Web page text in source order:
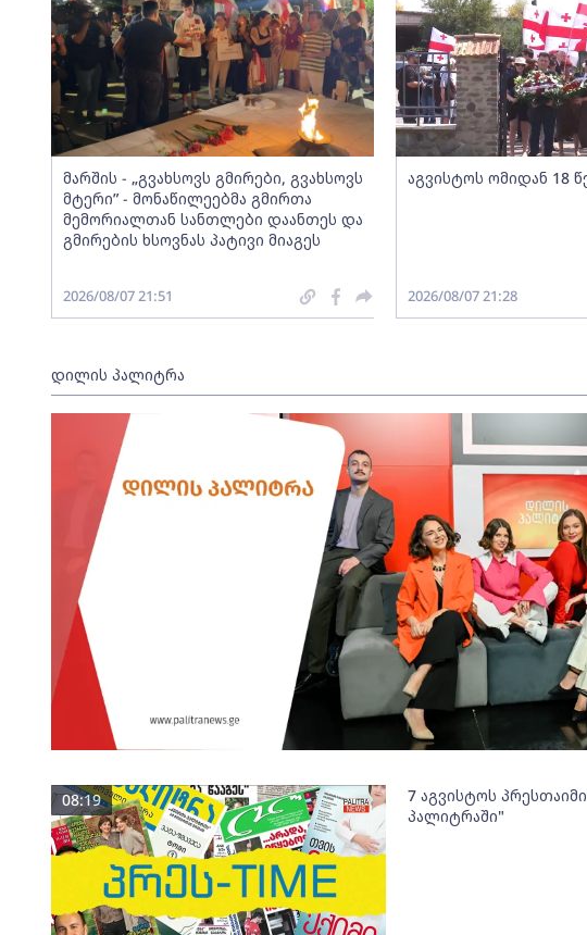
მარშის - „გვახსოვს გმირები, გვახსოვს
მტერი” - მონაწილეებმა გმირთა
მემორიალთან სანთლები დაანთეს და
გმირების ხსოვნას პატივი მიაგეს
2026/08/07 21:51
აგვისტოს ომიდან 18
2026/08/07 21:28
დილის პალიტრა
7 აგვისტოს
პალიტრაში"
08:19